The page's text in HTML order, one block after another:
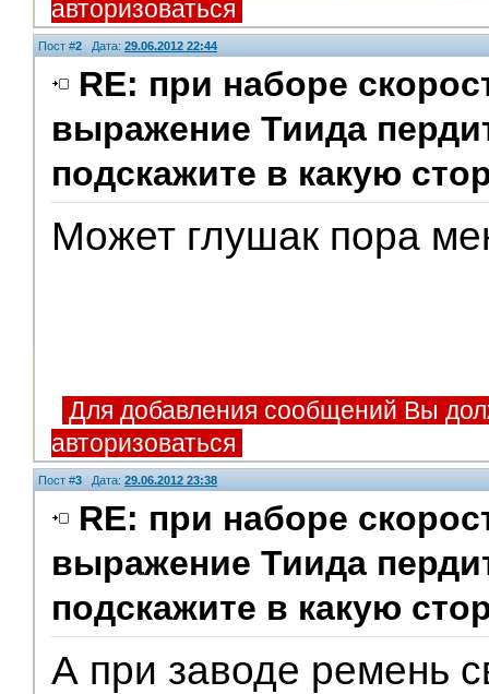
авторизоваться
Пост #2 Дата: 29.06.2012 22:44
RE: при наборе
выражение Тиида
подскажите в какую
Может глушак пора
Для добавления сообщений Вы
авторизоваться
Пост #3 Дата: 29.06.2012 23:38
RE: при наборе
выражение Тиида
подскажите в какую
А при заводе ремень